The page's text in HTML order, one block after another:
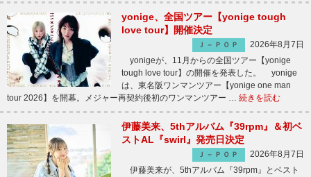
yonige、全国ツアー【yonige tough
love tour】開催決定
Ｊ－ＰＯＰ
2026年8月7日
yonigeが、11月からの全国ツアー【yonige
tough love tour】の開催を発表した。 yonige
は、東名阪ワンマンツアー【yonige one man
tour 2026】を開幕。メジャー再契約後初のワンマンツアー … 続きを読む
伊藤美来、5thアルバム『39rpm』＆初ベ
ストAL『swirl』発売日決定
Ｊ－ＰＯＰ
2026年8月7日
伊藤美来が、5thアルバム『39rpm』とベスト